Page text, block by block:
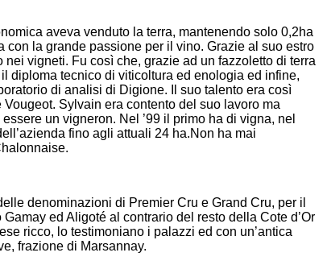
aveva venduto la terra, mantenendo solo 0,2ha
la grande passione per il vino. Grazie al suo estro
vigneti. Fu così che, grazie ad un fazzoletto di terra
diploma tecnico di viticoltura ed enologia ed infine,
di analisi di Digione. Il suo talento era così
Sylvain era contento del suo lavoro ma
un vigneron. Nel ’99 il primo ha di vigna, nel
fino agli attuali 24 ha.Non ha mai
denominazioni di Premier Cru e Grand Cru, per il
ed Aligoté al contrario del resto della Cote d’Or
ricco, lo testimoniano i palazzi ed con un’antica
frazione di Marsannay.